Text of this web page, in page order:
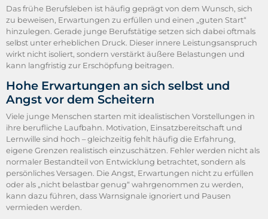
Das frühe Berufsleben ist häufig geprägt von dem Wunsch, sich
zu beweisen, Erwartungen zu erfüllen und einen „guten Start“
hinzulegen. Gerade junge Berufstätige setzen sich dabei oftmals
selbst unter erheblichen Druck. Dieser innere Leistungsanspruch
wirkt nicht isoliert, sondern verstärkt äußere Belastungen und
kann langfristig zur Erschöpfung beitragen.
Hohe Erwartungen an sich selbst und
Angst vor dem Scheitern
Viele junge Menschen starten mit idealistischen Vorstellungen in
ihre berufliche Laufbahn. Motivation, Einsatzbereitschaft und
Lernwille sind hoch – gleichzeitig fehlt häufig die Erfahrung,
eigene Grenzen realistisch einzuschätzen. Fehler werden nicht als
normaler Bestandteil von Entwicklung betrachtet, sondern als
persönliches Versagen. Die Angst, Erwartungen nicht zu erfüllen
oder als „nicht belastbar genug“ wahrgenommen zu werden,
kann dazu führen, dass Warnsignale ignoriert und Pausen
vermieden werden.